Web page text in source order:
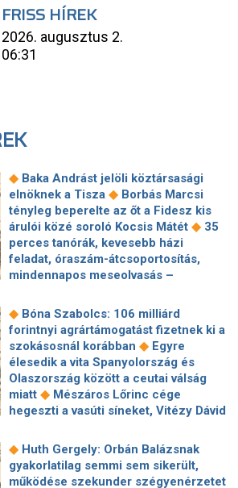
FRISS HÍREK
2026. augusztus 2.
06:31
◆ Baka Andrást jelöli köztársasági
elnöknek a Tisza ◆ Borbás Marcsi
tényleg beperelte az őt a Fidesz kis
árulói közé soroló Kocsis Mátét ◆ 35
perces tanórák, kevesebb házi
feladat, óraszám-átcsoportosítás,
mindennapos meseolvasás –
tagozatos javaslatcsomagja
Lemond és az egyetemről is távozik
az Ádám Zoltánt kirúgó corvinusos
rektorhelyettes◆
Katasztrófavédelem: Ez már nekünk is
sok! És sajnos nem látjuk a végét ◆
Nem fizeti vissza a vételárat a zuglói
kormányzati negyed
szélerőmű-gyűlölete: egymilliárd
dollárt fizetnek egy német cégnek,
hogy leállítsa az amerikai projektjeit◆
◆ Bóna Szabolcs: 106 milliárd
forintnyi agrártámogatást fizetnek ki a
szokásosnál korábban ◆ Egyre
élesedik a vita Spanyolország és
Olaszország között a ceutai válság
miatt ◆ Mészáros Lőrinc cége
hegeszti a vasúti síneket, Vitézy Dávid
tesz a Bosnyák téri irodakomplexum
beruházója, ha az állam felmondja a
szerződésüket ◆ Megérkezett
◆ Huth Gergely: Orbán Balázsnak
gyakorlatilag semmi sem sikerült,
működése szekunder szégyenérzetet